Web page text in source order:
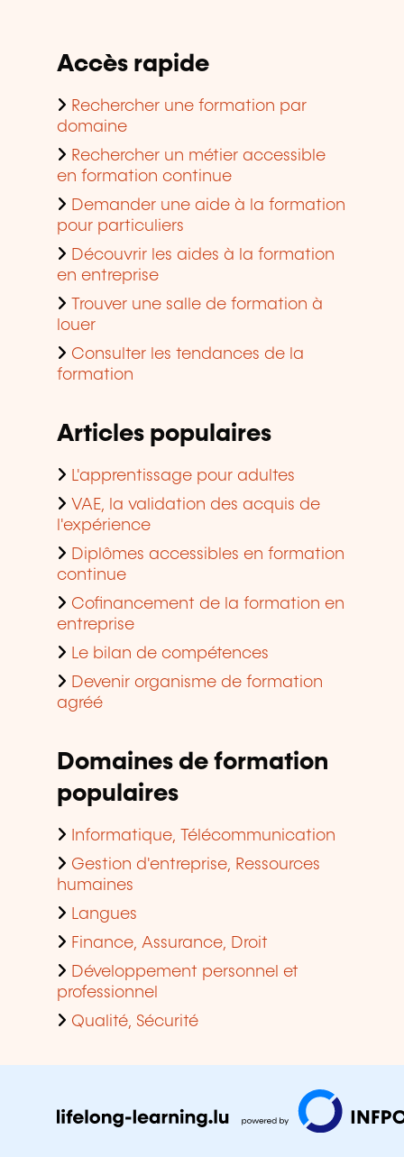
Accès rapide
Rechercher une formation par
domaine
Rechercher un métier accessible
en formation continue
Demander une aide à la formation
pour particuliers
Découvrir les aides à la formation
en entreprise
Trouver une salle de formation à
louer
Consulter les tendances de la
formation
Articles populaires
L'apprentissage pour adultes
VAE, la validation des acquis de
l'expérience
Diplômes accessibles en formation
continue
Cofinancement de la formation en
entreprise
Le bilan de compétences
Devenir organisme de formation
agréé
Domaines de formation
populaires
Informatique, Télécommunication
Gestion d'entreprise, Ressources
humaines
Langues
Finance, Assurance, Droit
Développement personnel et
professionnel
Qualité, Sécurité